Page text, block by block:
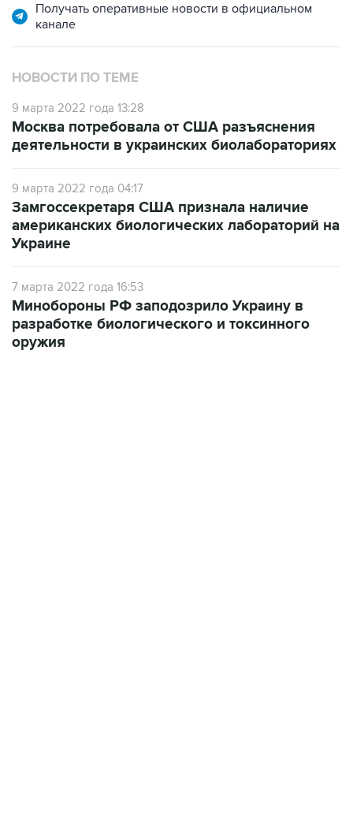
Получать оперативные новости в официальном
канале
НОВОСТИ ПО ТЕМЕ
9 марта 2022 года 13:28
Москва потребовала от США разъяснения
деятельности в украинских биолабораториях
9 марта 2022 года 04:17
Замгоссекретаря США признала наличие
американских биологических лабораторий на
Украине
7 марта 2022 года 16:53
Минобороны РФ заподозрило Украину в
разработке биологического и токсинного
оружия